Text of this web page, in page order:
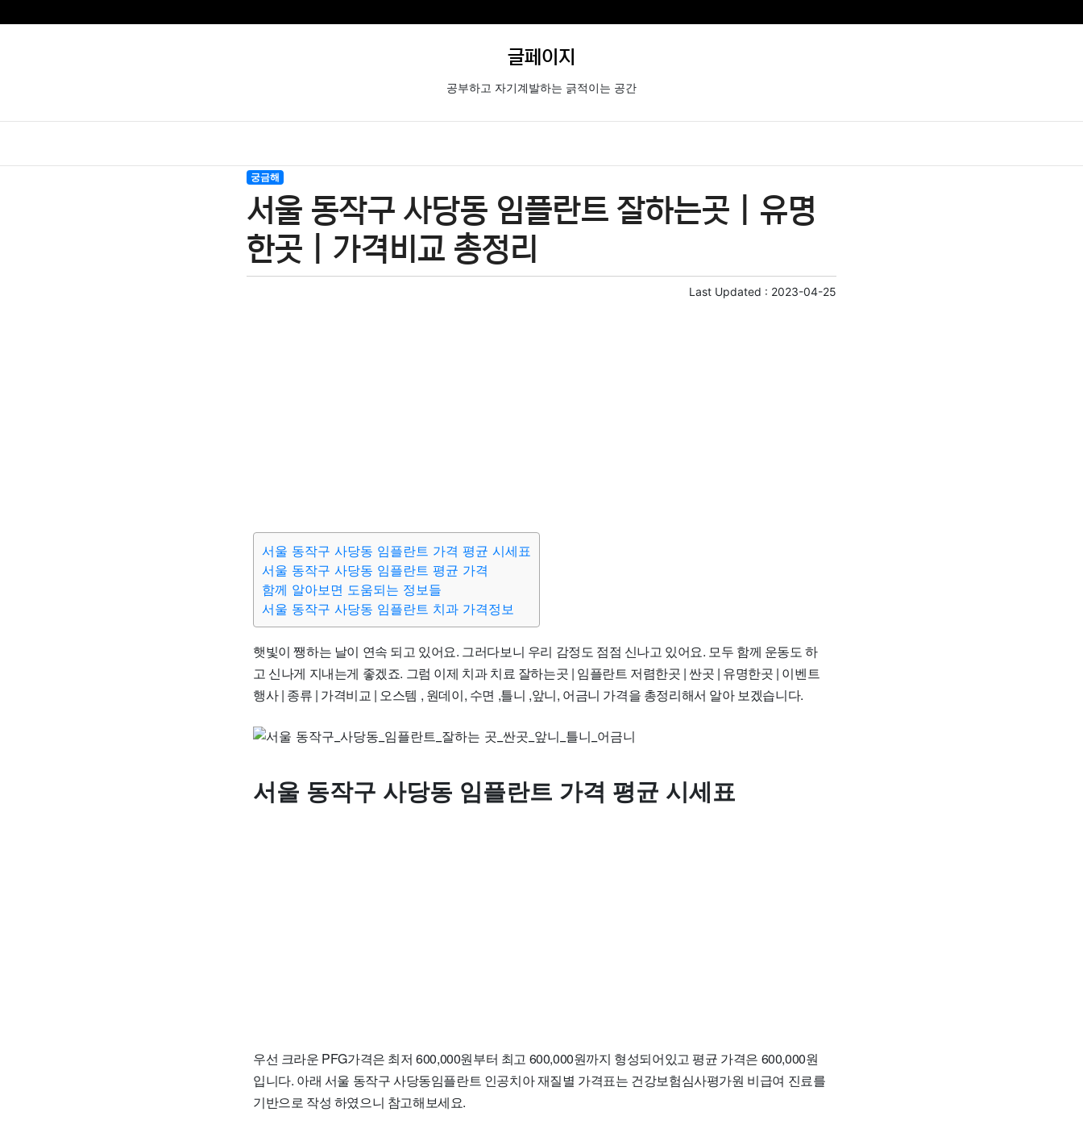
글페이지
공부하고 자기계발하는 긁적이는 공간
궁금해
서울 동작구 사당동 임플란트 잘하는곳 | 유명
한곳 | 가격비교 총정리
Last Updated : 2023-04-25
서울 동작구 사당동 임플란트 가격 평균 시세표
서울 동작구 사당동 임플란트 평균 가격
함께 알아보면 도움되는 정보들
서울 동작구 사당동 임플란트 치과 가격정보
햇빛이 쨍하는 날이 연속 되고 있어요. 그러다보니 우리 감정도 점점 신나고 있어요. 모두 함께 운동도 하
고 신나게 지내는게 좋겠죠. 그럼 이제 치과 치료 잘하는곳 | 임플란트 저렴한곳 | 싼곳 | 유명한곳 | 이벤트
행사 | 종류 | 가격비교 | 오스템 , 원데이, 수면 ,틀니 ,앞니, 어금니 가격을 총정리해서 알아 보겠습니다.
서울 동작구 사당동 임플란트 가격 평균 시세표
우선 크라운 PFG가격은 최저 600,000원부터 최고 600,000원까지 형성되어있고 평균 가격은 600,000원
입니다. 아래 서울 동작구 사당동임플란트 인공치아 재질별 가격표는 건강보험심사평가원 비급여 진료를
기반으로 작성 하였으니 참고해보세요.